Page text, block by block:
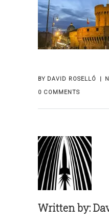
BY DAVID ROSELLÓ
0 COMMENTS
Written by: